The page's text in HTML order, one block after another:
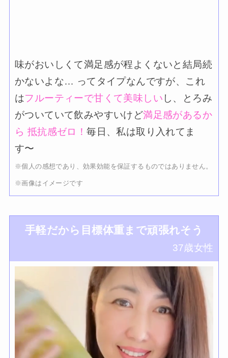
味がおいしくて満足感が程よくないと結局続
かないよな… ってタイプなんですが、これ
はフルーティーで甘くて美味しい し、とろみ
がついていて飲みやすいけど満足感があるか
ら 抵抗感ゼロ！毎日、私は取り入れてま
す〜
※個人の感想であり、効果効能を保証するものではありません。
※画像はイメージです
手軽だから目標体重まで頑張れそう
37歳女性